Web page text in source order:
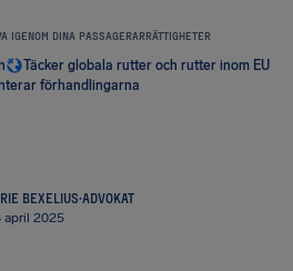
IGENOM DINA PASSAGERARRÄTTIGHETER
Täcker globala rutter och rutter inom EU
förhandlingarna
BEXELIUS·ADVOKAT
april 2025